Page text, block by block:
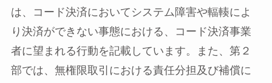
は、コード決済においてシステム障害や輻輳によ
り決済ができない事態における、コード決済事業
者に望まれる行動を記載しています。また、第２
部では、無権限取引における責任分担及び補償に